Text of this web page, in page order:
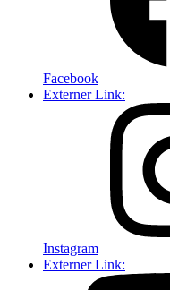
Facebook
Externer Link:
Instagram
Externer Link: